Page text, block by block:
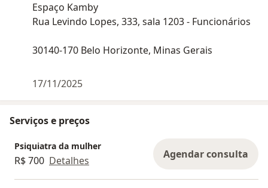
Espaço Kamby
Rua Levindo Lopes, 333, sala 1203 - Funcionários
30140-170 Belo Horizonte, Minas Gerais
17/11/2025
Serviços e preços
Psiquiatra da mulher
R$ 700 Detalhes Agendar consulta